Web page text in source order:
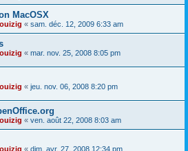
MacOSX
« sam. déc. 12, 2009 6:33 am
« mar. nov. 25, 2008 8:05 pm
« jeu. nov. 06, 2008 8:20 pm
« ven. août 22, 2008 8:03 am
« dim. avr. 27, 2008 12:34 pm